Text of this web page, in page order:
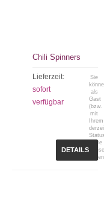
Chili Spinners
Lieferzeit:
sofort
verfügbar
Sie
als
Gast
(bzw.
mit
Ihrem
keine
DETAILS